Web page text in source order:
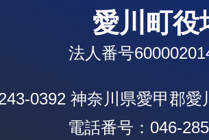
愛川町役
法人番号
0392 神奈川県愛甲郡愛
電話番号：046-